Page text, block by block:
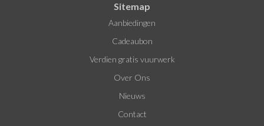
Sitemap
Aanbiedingen
Cadeaubon
Verdien gratis vuurwerk
Over Ons
Nieuws
Contact